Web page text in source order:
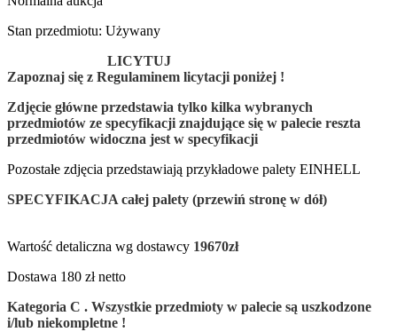
Stan przedmiotu: Używany
LICYTUJ
Zapoznaj się z Regulaminem licytacji poniżej !
Zdjęcie główne przedstawia tylko kilka wybranych
przedmiotów ze specyfikacji znajdujące się w palecie reszta
przedmiotów widoczna jest w specyfikacji
Pozostałe zdjęcia przedstawiają przykładowe palety EINHELL
SPECYFIKACJA całej palety (przewiń stronę w dół)
Wartość detaliczna wg dostawcy 19670zł
Dostawa 180 zł netto
Kategoria C . Wszystkie przedmioty w palecie są uszkodzone
i/lub niekompletne !